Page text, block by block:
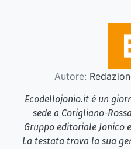
Autore:
Ecodellojonio.it è un
sede a Corigliano-
Gruppo editoriale Jonico
La testata trova la sua